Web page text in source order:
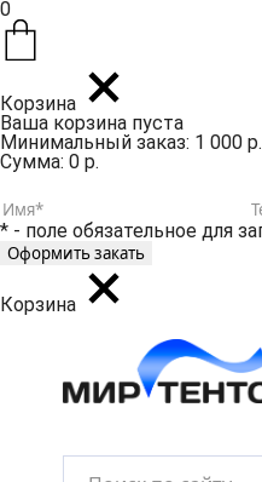
0
Корзина
Ваша корзина пуста
Минимальный заказ: 1 000 р.
Сумма: 0 р.
* - поле обязательное для
Корзина